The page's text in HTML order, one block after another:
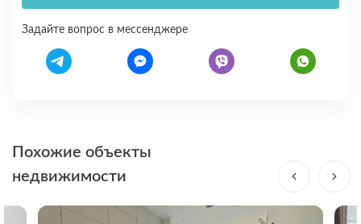
Задайте вопрос в мессенджере
Похожие объекты
недвижимости